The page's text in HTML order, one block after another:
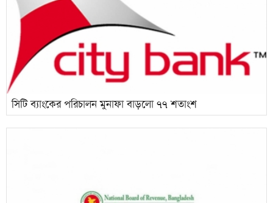
সিটি ব্যাংকের পরিচালন মুনাফা বাড়লো ৭৭ শতাংশ